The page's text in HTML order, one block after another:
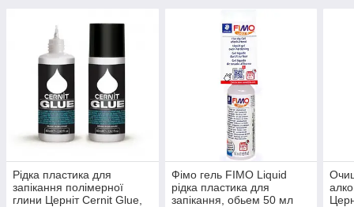
Рідка пластика для
запікання полімерної
глини Церніт Cernit Glue,
Фімо гель FIMO Liquid
рідка пластика для
запікання, обьем 50 мл